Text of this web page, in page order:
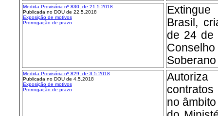
Medida Provisória nº 830, de 21.5.2018
Publicada no DOU de 22.5.2018
Exposição de motivos
Prorrogação de prazo
Brasil,
de 24 de
Medida Provisória nº 829, de 3.5.2018
Publicada no DOU de 4.5.2018
Exposição de motivos
Prorrogação de prazo
no